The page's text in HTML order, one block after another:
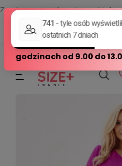
Zamów przez telefon od poniedziałku
15:00
570 390 351